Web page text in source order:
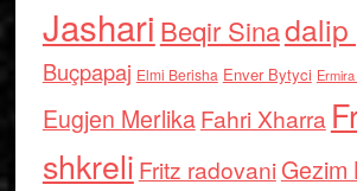
Jashari Beqir Sinadalip
Buçpapaj Elmi Berisha Enver Bytyci
Eugjen MerlikaFahri Xharra
shkreli Fritz radovaniGezim